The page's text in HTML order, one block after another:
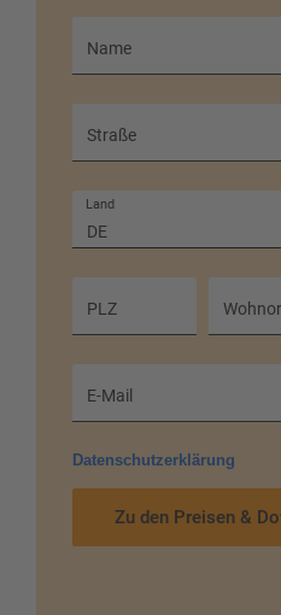
Jugendliteratur
Roman I:Grundsätze und
Roman II:Struktur – Drei-
Spannungskurve –
Roman
Leben als Autor/in:
Vom Schreiben zum
Exposé - Klappentext–
Agentur – Selfpublishing
Aktualisierungen
Name
Straße
Land
DE
PLZ
E-Mail
Datenschutzerklärung
Zu den Preisen &